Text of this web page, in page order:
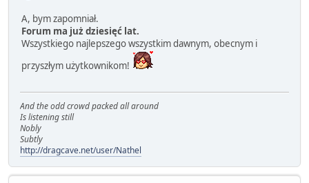
A, bym zapomniał.
Forum ma już dziesięć lat.
Wszystkiego najlepszego wszystkim dawnym, obecnym i
przyszłym użytkownikom!
And the odd crowd packed all around
Is listening still
Nobly
Subtly
http://dragcave.net/user/Nathel